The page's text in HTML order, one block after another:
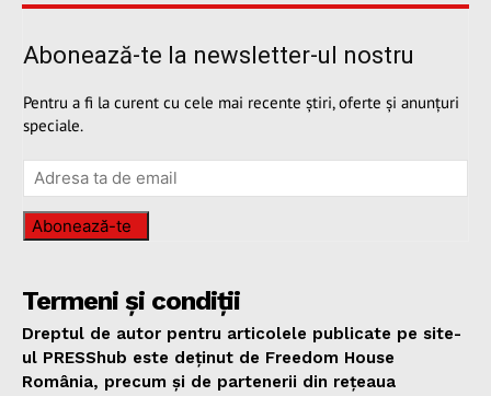
Abonează-te la newsletter-ul nostru
Pentru a fi la curent cu cele mai recente știri, oferte și anunțuri
speciale.
Abonează-te
Termeni și condiții
Dreptul de autor pentru articolele publicate pe site-
ul PRESShub este deținut de Freedom House
România, precum și de partenerii din rețeaua